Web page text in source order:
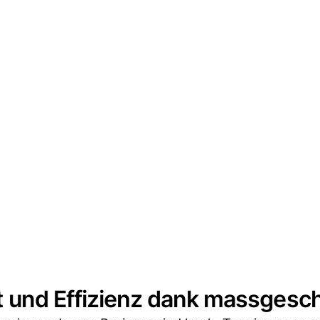
und Effizienz dank